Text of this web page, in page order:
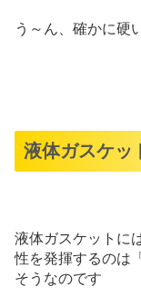
う～ん、確かに硬
液体ガスケッ
液体ガスケットに
性を発揮するのは「
そうなのです